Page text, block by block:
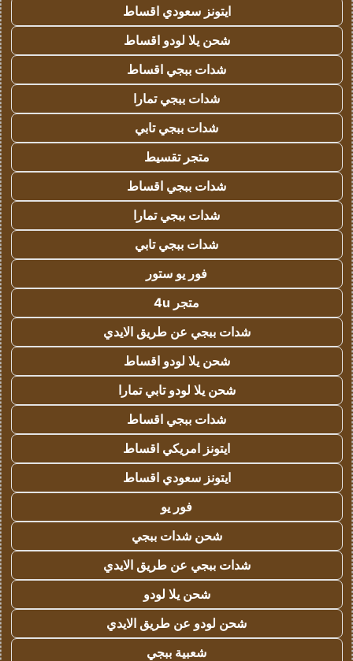
ايتونز سعودي اقساط
شحن يلا لودو اقساط
شدات ببجي اقساط
شدات ببجي تمارا
شدات ببجي تابي
متجر تقسيط
شدات ببجي اقساط
شدات ببجي تمارا
شدات ببجي تابي
فور يو ستور
متجر 4u
شدات ببجي عن طريق الايدي
شحن يلا لودو اقساط
شحن يلا لودو تابي تمارا
شدات ببجي اقساط
ايتونز امريكي اقساط
ايتونز سعودي اقساط
فور يو
شحن شدات ببجي
شدات ببجي عن طريق الايدي
شحن يلا لودو
شحن لودو عن طريق الايدي
شعبية ببجي